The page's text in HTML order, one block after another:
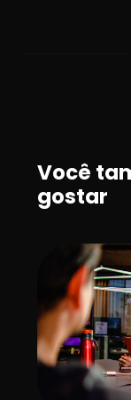
Você
gostar